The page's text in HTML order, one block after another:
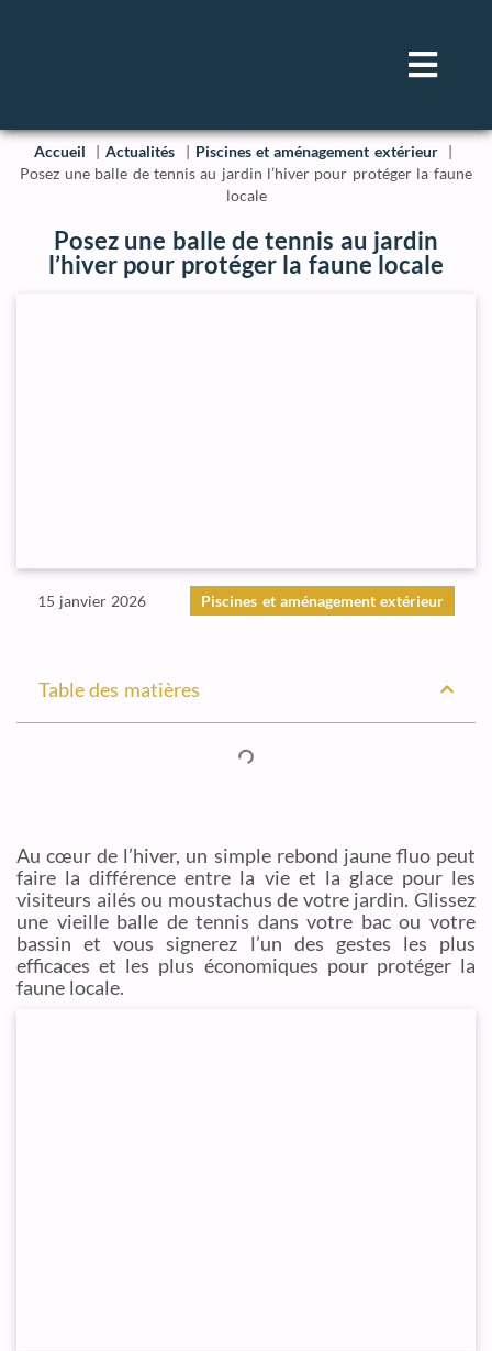
Accueil Actualités
Piscines et aménagement extérieur
Posez une balle de tennis au jardin l’hiver pour protéger la faune
locale
Posez une balle de tennis au jardin
l’hiver pour protéger la faune locale
15 janvier 2026 Piscines et aménagement extérieur
Table des matières
Au cœur de l’hiver, un simple rebond jaune fluo peut
faire la différence entre la vie et la glace pour les
visiteurs ailés ou moustachus de votre jardin. Glissez
une vieille balle de tennis dans votre bac ou votre
bassin et vous signerez l’un des gestes les plus
efficaces et les plus économiques pour protéger la
faune locale.